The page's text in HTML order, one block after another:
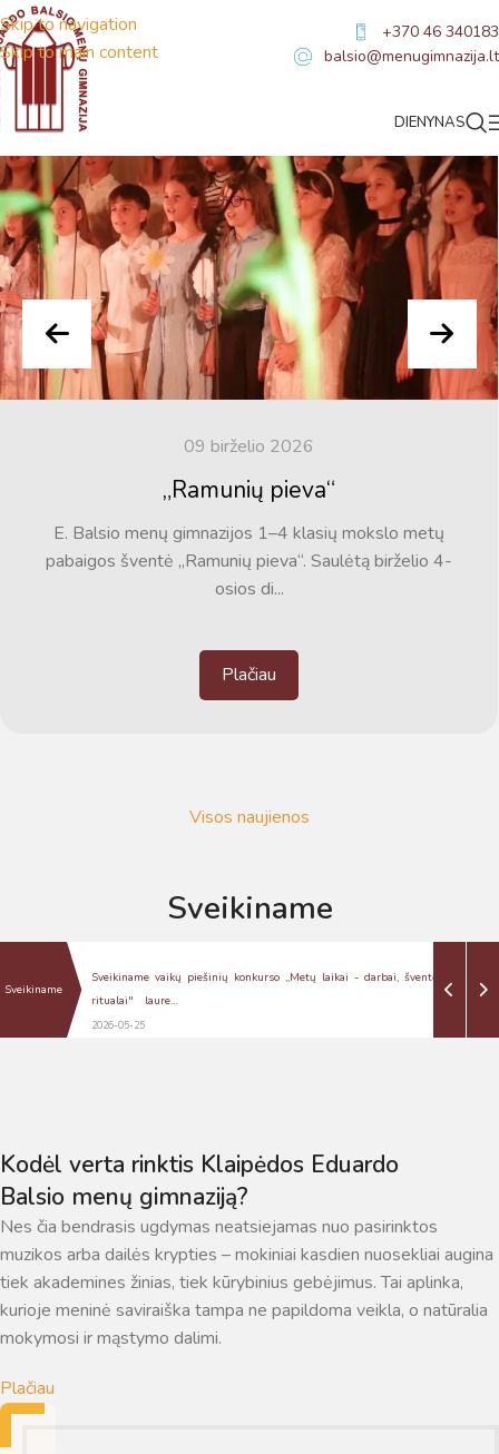
Skip to navigation
Skip to main content
+370 46 340183
balsio@menugimnazija.lt
DIENYNAS
09 birželio 2026
„Ramunių pieva“
E. Balsio menų gimnazijos 1–4 klasių mokslo metų
pabaigos šventė „Ramunių pieva“. Saulėtą birželio 4-
osios di...
Plačiau
Visos naujienos
Sveikiname
Sveikiname
Sveikiname vaikų piešinių konkurso ,,Metų laikai - darbai, šventės, magiški
ritualai" laure...
2026-05-25
Kodėl verta rinktis Klaipėdos Eduardo
Balsio menų gimnaziją?
Nes čia bendrasis ugdymas neatsiejamas nuo pasirinktos
muzikos arba dailės krypties – mokiniai kasdien nuosekliai augina
tiek akademines žinias, tiek kūrybinius gebėjimus. Tai aplinka,
kurioje meninė saviraiška tampa ne papildoma veikla, o natūralia
mokymosi ir mąstymo dalimi.
Plačiau
Virtualus asistentas E. Balsio gimnazijos DI
Sveiki! Taip, aš esu virtualus. Tačiau dirbtinis intelektas
suteikia man galimybę ne tik analizuoti Jūsų klausimą, bet
dar tobulai atsimenu visą šioje svetainėje pateiktą